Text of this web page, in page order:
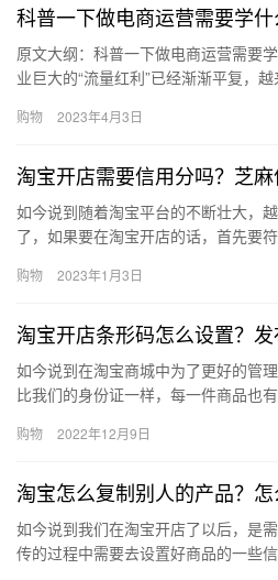
科普一下做电商运营需要学什
原文大纲：科普一下做电商运营需要
业巨大的“流量红利”已经渐渐平复，
购物 2023年4月3日
淘宝开店需要信用分吗？芝
如今说到随着淘宝平台的不断壮大，
了，如果要在淘宝开店的话，首先要
处？下…
购物 2023年1月3日
淘宝开店条形码怎么设置？
如今说到在淘宝商城中为了更好的管
比我们的身份证一样，每一件商品也
面来看…
购物 2022年12月9日
淘宝怎么复制别人的产品？
如今说到我们在淘宝开店了以后，是
传的过程中需要去设置好商品的一些